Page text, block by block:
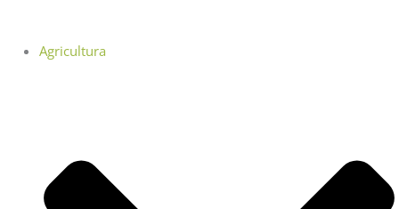
Agricultura